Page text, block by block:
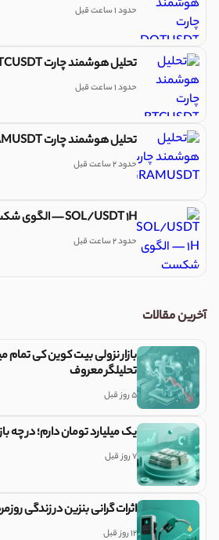
حدود 1 ساعت قبل
تحلیل هوشمند چارت BTCUSDT
حدود 1 ساعت قبل
تحلیل هوشمند چارت GRAMUSDT
حدود 2 ساعت قبل
SOL/USDT 1H — الگوی شکست به‌سوی 76.59 دلار
حدود 2 ساعت قبل
آخرین مقالات
بازار نزولی بیت کوین کی
تحلیلگر معروف
5 روز قبل
یک میلیارد تومان دارم؛ در چه
7 روز قبل
اثرات گرانی بنزین در زندگی
12 روز قبل